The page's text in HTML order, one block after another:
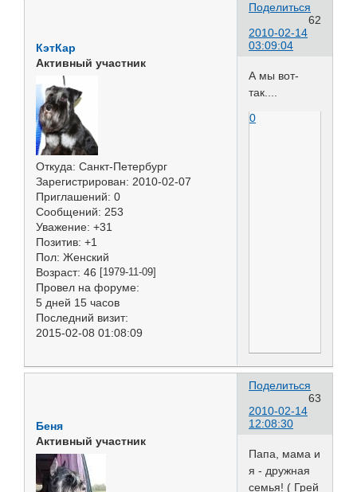
Поделиться
62
2010-02-14
03:09:04
КэтКар
Активный участник
Откуда: Санкт-Петербург
Зарегистрирован: 2010-02-07
Приглашений: 0
Сообщений: 253
Уважение: +31
Позитив: +1
Пол: Женский
Возраст: 46 [1979-11-09]
Провел на форуме:
5 дней 15 часов
Последний визит:
2015-02-08 01:08:09
А мы вот-
так....
0
Поделиться
63
2010-02-14
12:08:30
Беня
Активный участник
Папа, мама и
я - дружная
семья! ( Грей